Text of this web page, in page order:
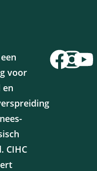
voor
en
CIHC